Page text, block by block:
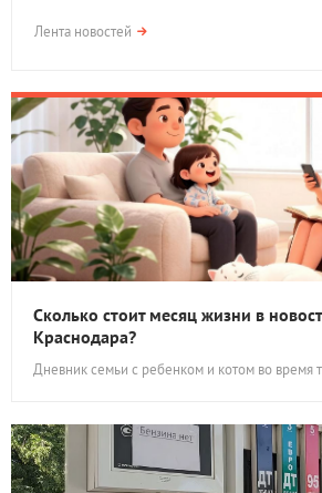
Лента новостей
Сколько стоит месяц жизни в
Краснодара?
Дневник семьи с ребенком и котом во время